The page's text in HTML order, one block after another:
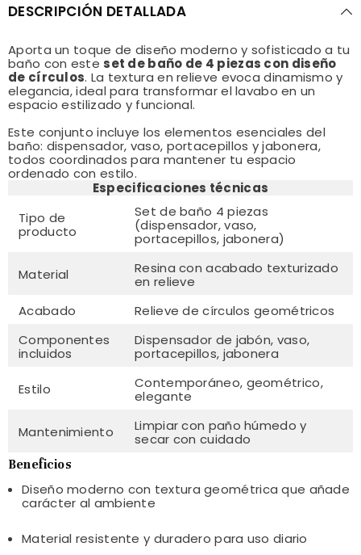
DESCRIPCIÓN DETALLADA
Aporta un toque de diseño moderno y sofisticado a tu
baño con este set de baño de 4 piezas con diseño
de círculos. La textura en relieve evoca dinamismo y
elegancia, ideal para transformar el lavabo en un
espacio estilizado y funcional.
Este conjunto incluye los elementos esenciales del
baño: dispensador, vaso, portacepillos y jabonera,
todos coordinados para mantener tu espacio
ordenado con estilo.
Especificaciones técnicas
Tipo de
producto
Set de baño 4 piezas
(dispensador, vaso,
portacepillos, jabonera)
Material
Resina con acabado texturizado
en relieve
Acabado
Relieve de círculos geométricos
Componentes
incluidos
Dispensador de jabón, vaso,
portacepillos, jabonera
Estilo
Contemporáneo, geométrico,
elegante
Mantenimiento
Limpiar con paño húmedo y
secar con cuidado
Beneficios
Diseño moderno con textura geométrica que añade
carácter al ambiente
Material resistente y duradero para uso diario